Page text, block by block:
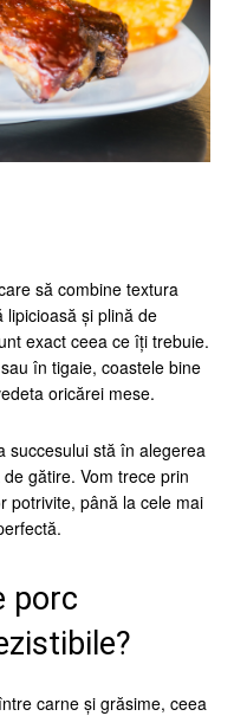
să combine textura
și plină de
exact ceea ce îți trebuie.
în tigaie, coastele bine
oricărei mese.
succesului stă în alegerea
gătire. Vom trece prin
potrivite, până la cele mai
porc
carne și grăsime, ceea